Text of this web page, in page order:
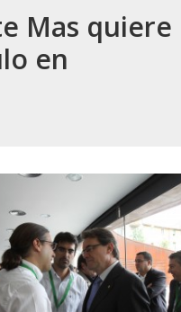
Mas quiere
en